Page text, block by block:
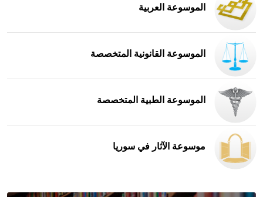
الموسوعة العربية
الموسوعة القانونية المتخصصة
الموسوعة الطبية المتخصصة
موسوعة الآثار في سوريا